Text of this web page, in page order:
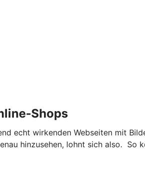
Shops
echt wirkenden Webseiten mit
hinzusehen, lohnt sich also. So